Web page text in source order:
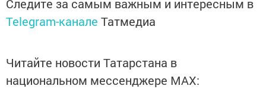
Следите за самым важным и интересным в
Telegram-канале Татмедиа
Читайте новости Татарстана в
национальном мессенджере MАХ: